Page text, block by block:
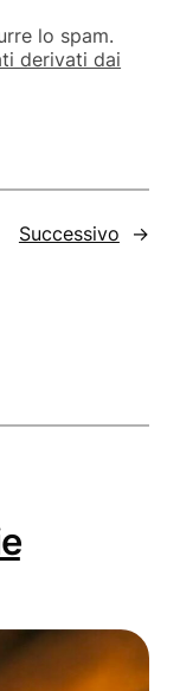
lo spam.
derivati dai
Successivo →